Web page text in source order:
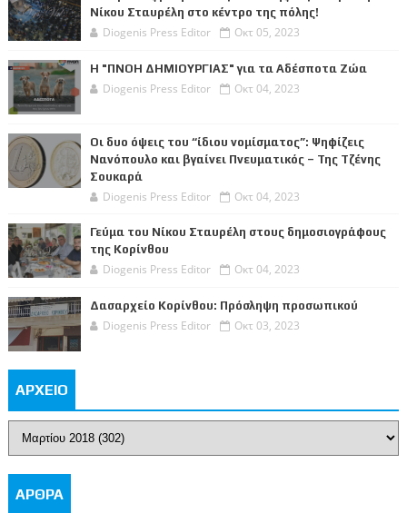
Νίκου Σταυρέλη στο κέντρο της πόλης!
Diogenis Press Editor Οκτ 05, 2023
Η "ΠΝΟΗ ΔΗΜΙΟΥΡΓΙΑΣ" για τα Αδέσποτα Ζώα
Diogenis Press Editor Οκτ 04, 2023
Οι δυο όψεις του “ίδιου νομίσματος”: Ψηφίζεις
Νανόπουλο και βγαίνει Πνευματικός – Της Τζένης
Σουκαρά
Diogenis Press Editor Οκτ 04, 2023
Γεύμα του Νίκου Σταυρέλη στους δημοσιογράφους
της Κορίνθου
Diogenis Press Editor Οκτ 04, 2023
Δασαρχείο Κορίνθου: Πρόσληψη προσωπικού
Diogenis Press Editor Οκτ 03, 2023
ΑΡΧΕΙΟ
ΑΡΘΡΑ